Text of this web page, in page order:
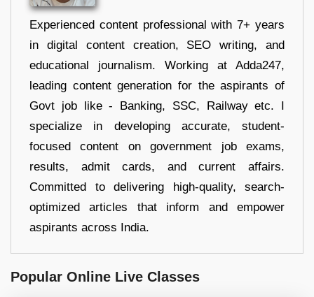
Experienced content professional with 7+ years
in digital content creation, SEO writing, and
educational journalism. Working at Adda247,
leading content generation for the aspirants of
Govt job like - Banking, SSC, Railway etc. I
specialize in developing accurate, student-
focused content on government job exams,
results, admit cards, and current affairs.
Committed to delivering high-quality, search-
optimized articles that inform and empower
aspirants across India.
Popular Online Live Classes